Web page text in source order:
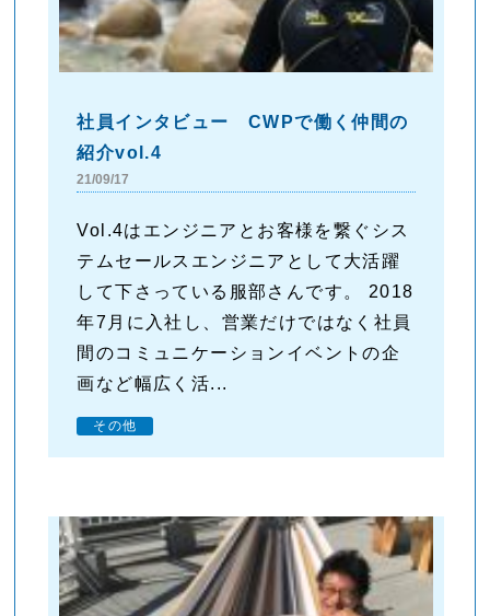
社員インタビュー CWPで働く仲間の
紹介vol.4
21/09/17
Vol.4はエンジニアとお客様を繋ぐシス
テムセールスエンジニアとして大活躍
して下さっている服部さんです。 2018
年7月に入社し、営業だけではなく社員
間のコミュニケーションイベントの企
画など幅広く活...
その他